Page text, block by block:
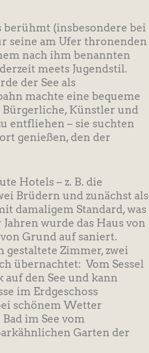
(insbesondere bei
seine am Ufer thronenden
nach ihm benannten
meets Jugendstil.
der See als
machte eine bequeme
Künstler und
entfliehen – sie suchten
genießen, den der
Hotels – z. B. die
Brüdern und zunächst als
damaligem Standard, was
wurde das Haus von
Grund auf saniert.
gestaltete Zimmer, zwei
übernachtet: Vom Sessel
den See und kann
im Erdgeschoss
schönem Wetter
im See vom
Garten der